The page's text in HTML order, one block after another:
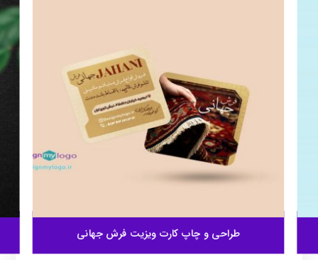
طراحی و چاپ کارت ویزیت فرش جهانی